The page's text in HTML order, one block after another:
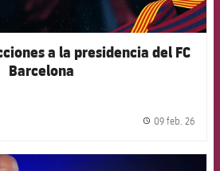
a la presidencia del FC
Barcelona
09 feb. 26